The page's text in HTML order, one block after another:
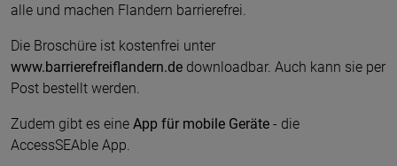
alle und machen Flandern barrierefrei.
Die Broschüre ist kostenfrei unter
www.barrierefreiflandern.de downloadbar. Auch kann sie per
Post bestellt werden.
Zudem gibt es eine App für mobile Geräte - die
AccessSEAble App.